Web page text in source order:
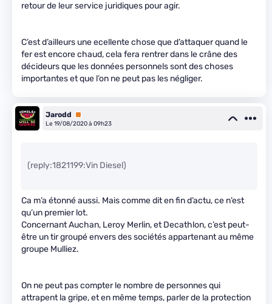
retour de leur service juridiques pour agir.
C’est d’ailleurs une ecellente chose que d’attaquer quand le
fer est encore chaud, cela fera rentrer dans le crâne des
décideurs que les données personnels sont des choses
importantes et que l’on ne peut pas les négliger.
Jarodd
Premium
Le 19/08/2020 à 09h23
(reply:1821199:Vin Diesel)
Ca m’a étonné aussi. Mais comme dit en fin d’actu, ce n’est
qu’un premier lot.
Concernant Auchan, Leroy Merlin, et Decathlon, c’est peut-
être un tir groupé envers des sociétés appartenant au même
groupe Mulliez.
On ne peut pas compter le nombre de personnes qui
attrapent la gripe, et en même temps, parler de la protection